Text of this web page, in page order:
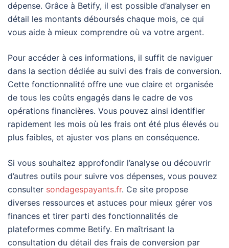
dépense. Grâce à Betify, il est possible d’analyser en
détail les montants déboursés chaque mois, ce qui
vous aide à mieux comprendre où va votre argent.
Pour accéder à ces informations, il suffit de naviguer
dans la section dédiée au suivi des frais de conversion.
Cette fonctionnalité offre une vue claire et organisée
de tous les coûts engagés dans le cadre de vos
opérations financières. Vous pouvez ainsi identifier
rapidement les mois où les frais ont été plus élevés ou
plus faibles, et ajuster vos plans en conséquence.
Si vous souhaitez approfondir l’analyse ou découvrir
d’autres outils pour suivre vos dépenses, vous pouvez
consulter sondagespayants.fr. Ce site propose
diverses ressources et astuces pour mieux gérer vos
finances et tirer parti des fonctionnalités de
plateformes comme Betify. En maîtrisant la
consultation du détail des frais de conversion par